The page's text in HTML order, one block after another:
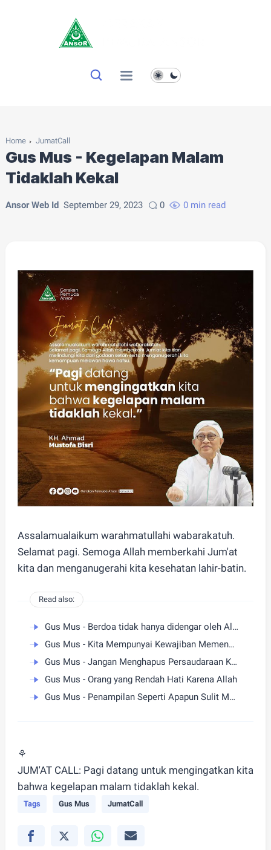
Home JumatCall
Gus Mus - Kegelapan Malam
Tidaklah Kekal
Ansor Web Id September 29, 2023 0 0 min read
Assalamualaikum warahmatullahi wabarakatuh.
Selamat pagi. Semoga Allah memberkahi Jum'at
kita dan menganugerahi kita kesehatan lahir-batin.
Read also:
Gus Mus - Berdoa tidak hanya didengar oleh Allah
Gus Mus - Kita Mempunyai Kewajiban Memenuhi Setiap Hak Orang
Gus Mus - Jangan Menghapus Persaudaraan Karena Kesalahan
Gus Mus - Orang yang Rendah Hati Karena Allah
Gus Mus - Penampilan Seperti Apapun Sulit Menyembunyikan Kepribadian
⚘️
JUM'AT CALL: Pagi datang untuk mengingatkan kita
bahwa kegelapan malam tidaklah kekal.
Tags Gus Mus JumatCall